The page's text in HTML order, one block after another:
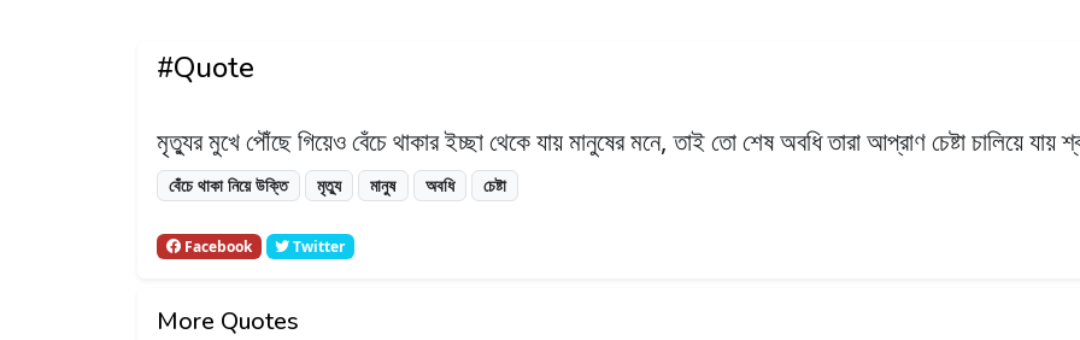
#Quote
মৃত্যুর মুখে পৌঁছে গিয়েও বেঁচে থাকার ইচ্ছা থেকে যায় মানুষের মনে, তাই তো শেষ অবধি তারা আপ্রাণ চেষ্টা চালিয়ে যায়
বেঁচে থাকা নিয়ে উক্তি মৃত্যু মানুষ অবধি চেষ্টা
Facebook Twitter
More Quotes